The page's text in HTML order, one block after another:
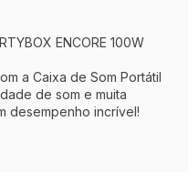
ENCORE 100W
a Caixa de Som Portátil
de som e muita
desempenho incrível!